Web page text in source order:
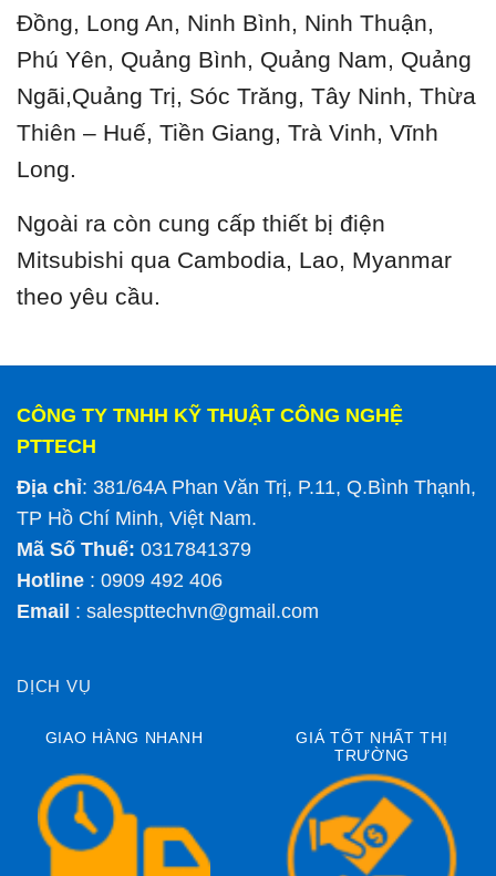
Đồng, Long An, Ninh Bình, Ninh Thuận,
Phú Yên, Quảng Bình, Quảng Nam, Quảng
Ngãi,Quảng Trị, Sóc Trăng, Tây Ninh, Thừa
Thiên – Huế, Tiền Giang, Trà Vinh, Vĩnh
Long.
Ngoài ra còn cung cấp thiết bị điện
Mitsubishi qua Cambodia, Lao, Myanmar
theo yêu cầu.
CÔNG TY TNHH KỸ THUẬT CÔNG NGHỆ
PTTECH
Địa chỉ: 381/64A Phan Văn Trị, P.11, Q.Bình Thạnh,
TP Hồ Chí Minh, Việt Nam.
Mã Số Thuế: 0317841379
Hotline : 0909 492 406
Email : salespttechvn@gmail.com
DỊCH VỤ
GIAO HÀNG NHANH
GIÁ TỐT NHẤT THỊ
TRƯỜNG